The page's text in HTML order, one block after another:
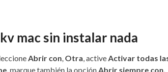
mac sin instalar nada
Abrir con, Otra, activeActivar todas
, marque también la opciónAbrir siempre con.